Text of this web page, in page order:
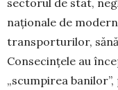
sectorul de stat,
naționale de
transporturilor,
Consecințele au
„scumpirea